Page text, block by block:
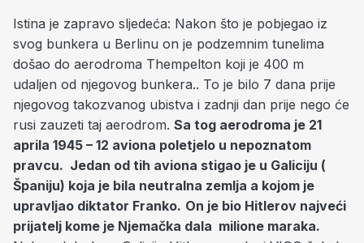
Istina je zapravo sljedeća: Nakon što je pobjegao iz
svog bunkera u Berlinu on je podzemnim tunelima
došao do aerodroma Thempelton koji je 400 m
udaljen od njegovog bunkera.. To je bilo 7 dana prije
njegovog takozvanog ubistva i zadnji dan prije nego će
rusi zauzeti taj aerodrom. Sa tog aerodroma je 21
aprila 1945 – 12 aviona poletjelo u nepoznatom
pravcu. Jedan od tih aviona stigao je u Galiciju (
Španiju) koja je bila neutralna zemlja a kojom je
upravljao diktator Franko. On je bio Hitlerov najveći
prijatelj kome je Njemačka dala milione maraka.